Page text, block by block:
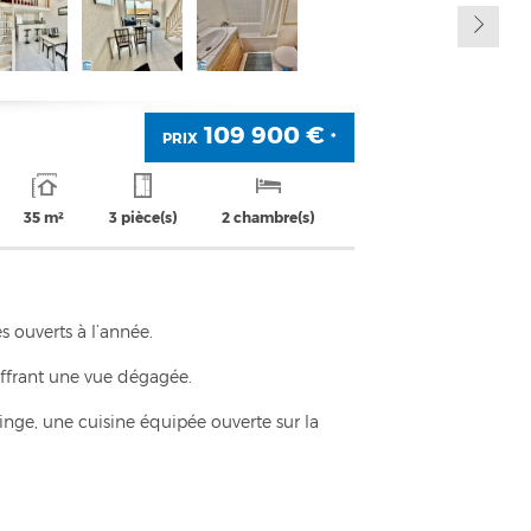
PRIX 109 900 €*
35 m² 3 pièce(s) 2 chambre(s)
à l’année.
une vue dégagée.
une cuisine équipée ouverte sur la